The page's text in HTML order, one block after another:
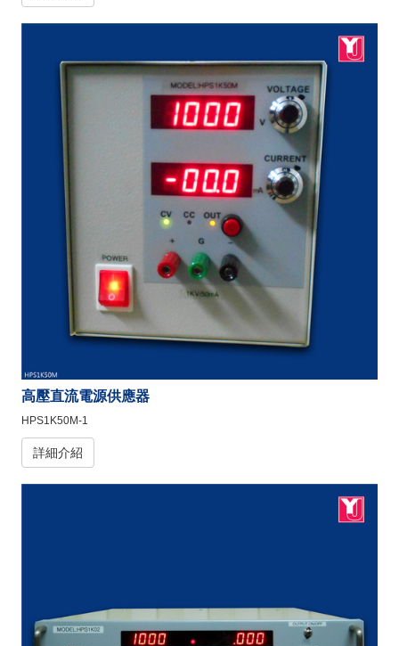
高壓直流電源供應器
HPS1K50M-1
詳細介紹